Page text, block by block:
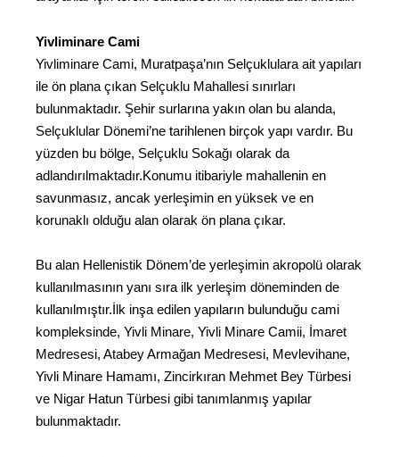
Yivliminare Cami
Yivliminare Cami, Muratpaşa’nın Selçuklulara ait yapıları
ile ön plana çıkan Selçuklu Mahallesi sınırları
bulunmaktadır. Şehir surlarına yakın olan bu alanda,
Selçuklular Dönemi’ne tarihlenen birçok yapı vardır. Bu
yüzden bu bölge, Selçuklu Sokağı olarak da
adlandırılmaktadır.Konumu itibariyle mahallenin en
savunmasız, ancak yerleşimin en yüksek ve en
korunaklı olduğu alan olarak ön plana çıkar.
Bu alan Hellenistik Dönem’de yerleşimin akropolü olarak
kullanılmasının yanı sıra ilk yerleşim döneminden de
kullanılmıştır.İlk inşa edilen yapıların bulunduğu cami
kompleksinde, Yivli Minare, Yivli Minare Camii, İmaret
Medresesi, Atabey Armağan Medresesi, Mevlevihane,
Yivli Minare Hamamı, Zincirkıran Mehmet Bey Türbesi
ve Nigar Hatun Türbesi gibi tanımlanmış yapılar
bulunmaktadır.